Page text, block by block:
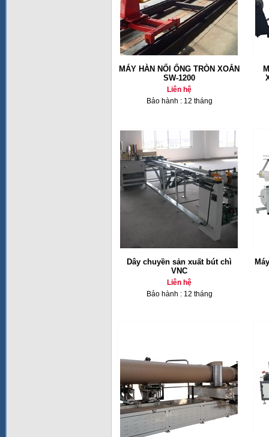
MÁY HÀN NỐI ỐNG TRÒN XOẮN
SW-1200
Liên hệ
Bảo hành : 12 tháng
Dây chuyền sản xuất bút chì
VNC
Liên hệ
Bảo hành : 12 tháng